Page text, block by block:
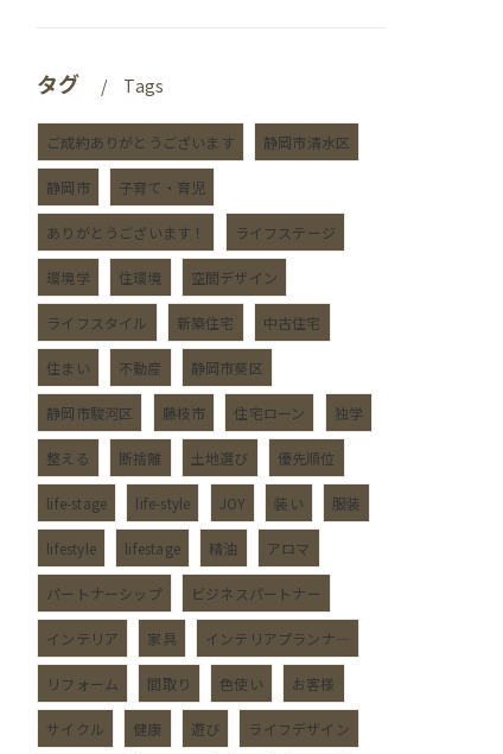
タグ Tags
ご成約ありがとうございます 静岡市清水区
静岡市 子育て・育児
ありがとうございます！ ライフステージ
環境学 住環境 空間デザイン
ライフスタイル 新築住宅 中古住宅
住まい 不動産 静岡市葵区
静岡市駿河区 藤枝市 住宅ローン 独学
整える 断捨離 土地選び 優先順位
life-stage life-style JOY 装い 服装
lifestyle lifestage 精油 アロマ
パートナーシップ ビジネスパートナー
インテリア 家具 インテリアプランナ―
リフォーム 間取り 色使い お客様
サイクル 健康 遊び ライフデザイン